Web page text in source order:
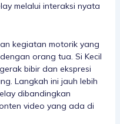
melalui interaksi nyata
kegiatan motorik yang
orang tua. Si Kecil
bibir dan ekspresi
Langkah ini jauh lebih
dibandingkan
video yang ada di